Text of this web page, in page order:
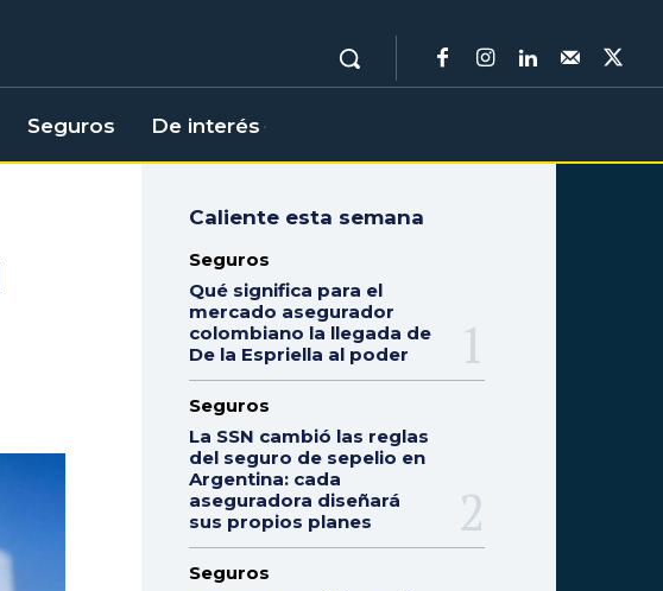
Seguros De interés
Caliente esta semana
Seguros
Qué significa para el
mercado asegurador
colombiano la llegada de
De la Espriella al poder
Seguros
La SSN cambió las reglas
del seguro de sepelio en
Argentina: cada
aseguradora diseñará
sus propios planes
Seguros